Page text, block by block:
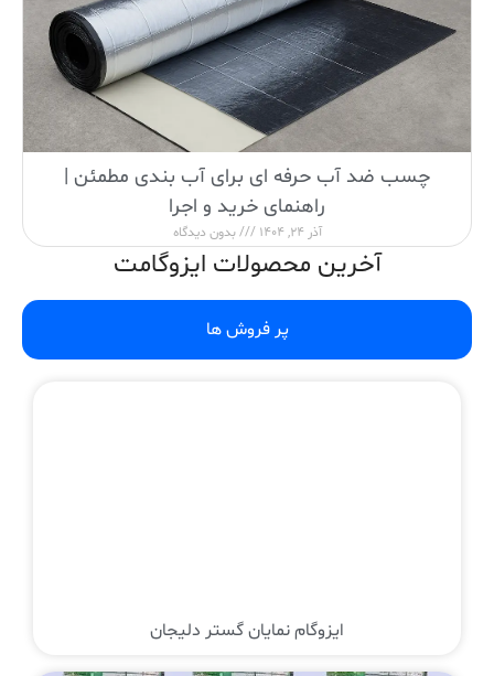
چسب ضد آب حرفه ای برای آب بندی مطمئن |
راهنمای خرید و اجرا
آذر 24, 1404 بدون دیدگاه
آخرین محصولات ایزوگامت
پر فروش ها
ایزوگام نمایان گستر دلیجان